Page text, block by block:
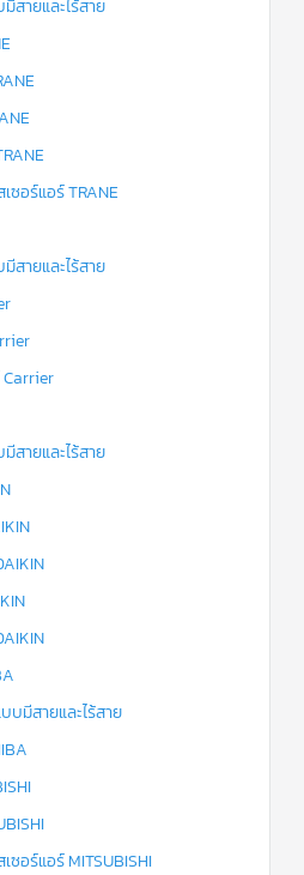
สายและไร้สาย
ซอร์แอร์ TRANE
สายและไร้สาย
สายและไร้สาย
บมีสายและไร้สาย
ซอร์แอร์ MITSUBISHI